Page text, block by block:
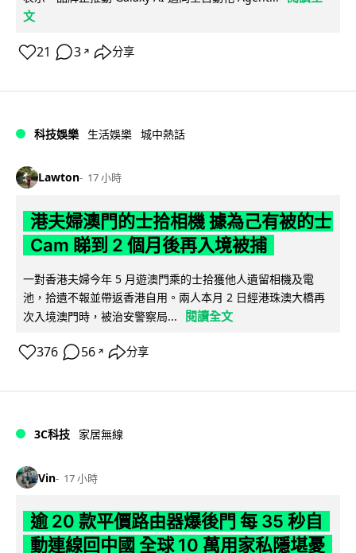
文
21 3 ↗ 分享
科技娛樂 生活娛樂 城中熱話
Lawton 17 小時
港夫婦澳門的士拾相機 據為己有被的士
Cam 睇到 2 個月後再入境被捕
一對香港夫婦今年 5 月遊澳門乘的士拾獲他人遺留相機及電
池，拾遺不報並帶返香港自用。兩人本月 2 日經港珠澳大橋再
次入境澳門時，被治安警察局...
閱讀全文
376 56 ↗ 分享
3C科技 家居無線
Vin 17 小時
逾 20 款平價路由器爆後門 每 35 秒自
動連線回中國 全球 10 萬用家私隱堪憂